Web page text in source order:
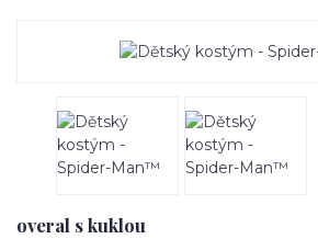
overal s kuklou